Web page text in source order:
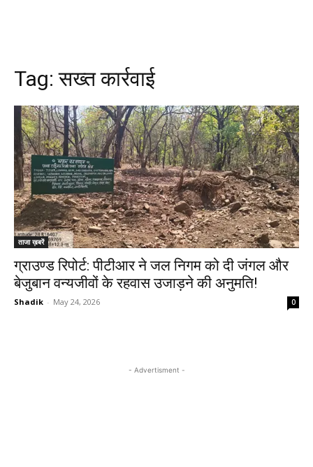
Tag:सख्त कार्रवाई
ताजा ख़बरें
ग्राउण्ड रिपोर्ट: पीटीआर ने जल निगम को दी जंगल और
बेजुबान वन्यजीवों के रहवास उजाड़ने की अनुमति!
Shadik - May 24, 2026 0
- Advertisment -